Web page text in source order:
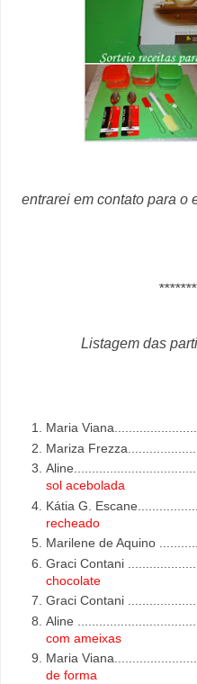
entrarei em contato para o
Listagem das
Maria
Mariza
sol acebolada
Kátia G.
recheado
Marilene de Aquino
Graci Contani
chocolate
Graci Contani
Aline
com ameixas
Maria
de forma